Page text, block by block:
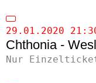
29.01.2020
Chthonia -
Nur